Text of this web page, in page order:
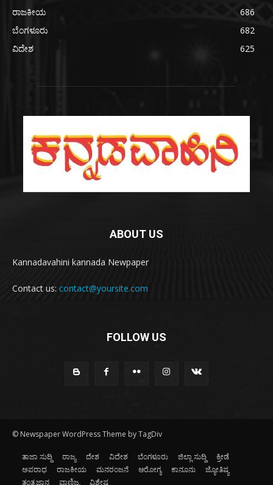
ರಾಜಕೀಯ
686
ಬೆಂಗಳೂರು
682
ವಿದೇಶ
625
ABOUT US
Kannadavahini kannada Newpaper
Contact us: contact@yoursite.com
FOLLOW US
© Newspaper WordPress Theme by TagDiv
ತಾಜಾ ಸುದ್ದಿ ರಾಜ್ಯ ದೇಶ ವಿದೇಶ ಬೆಂಗಳೂರು ಜಿಲ್ಲಾ ಸುದ್ದಿ
ಕ್ರೀಡೆ
ಅಪರಾಧ
ರಾಜಕೀಯ ಮನರಂಜನೆ ಆರೋಗ್ಯ ಕಾನೂನು
ಜ್ಯೋತಿಷ್ಯ
ತಂತ್ರಜ್ಞಾನ
ವಾಣಿಜ್ಯ ವಿಶೇಷ